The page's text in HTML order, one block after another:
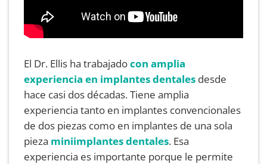
masticatoria que se merece
El Dr. Ellis ha trabajadocon amplia
experiencia en implantes dentales desde
hace casi dos décadas. Tiene amplia
experiencia tanto en implantes convencionales
de dos piezas como en implantes de una sola
pieza miniimplantes dentales. Esa
experiencia es importante porque le permite